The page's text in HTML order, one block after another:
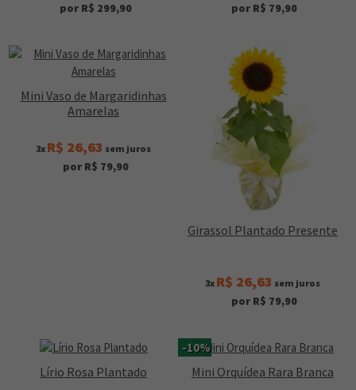
por R$ 299,90 por R$ 79,90
Mini Vaso de Margaridinhas
Amarelas
3x R$ 26,63 sem juros
por R$ 79,90
Girassol Plantado Presente
3x R$ 26,63 sem juros
por R$ 79,90
Lírio Rosa Plantado
-10%
Mini Orquídea Rara Branca